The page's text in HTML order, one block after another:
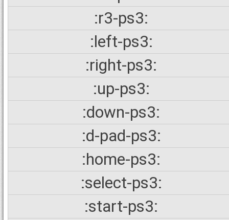
:r3-ps3:
:left-ps3:
:right-ps3:
:up-ps3:
:down-ps3:
:d-pad-ps3:
:home-ps3:
:select-ps3:
:start-ps3: